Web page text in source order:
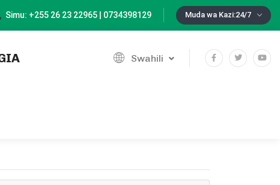
Simu: +255 26 23 22965 | 0734398129 Muda wa Kazi:24/7
Swahili